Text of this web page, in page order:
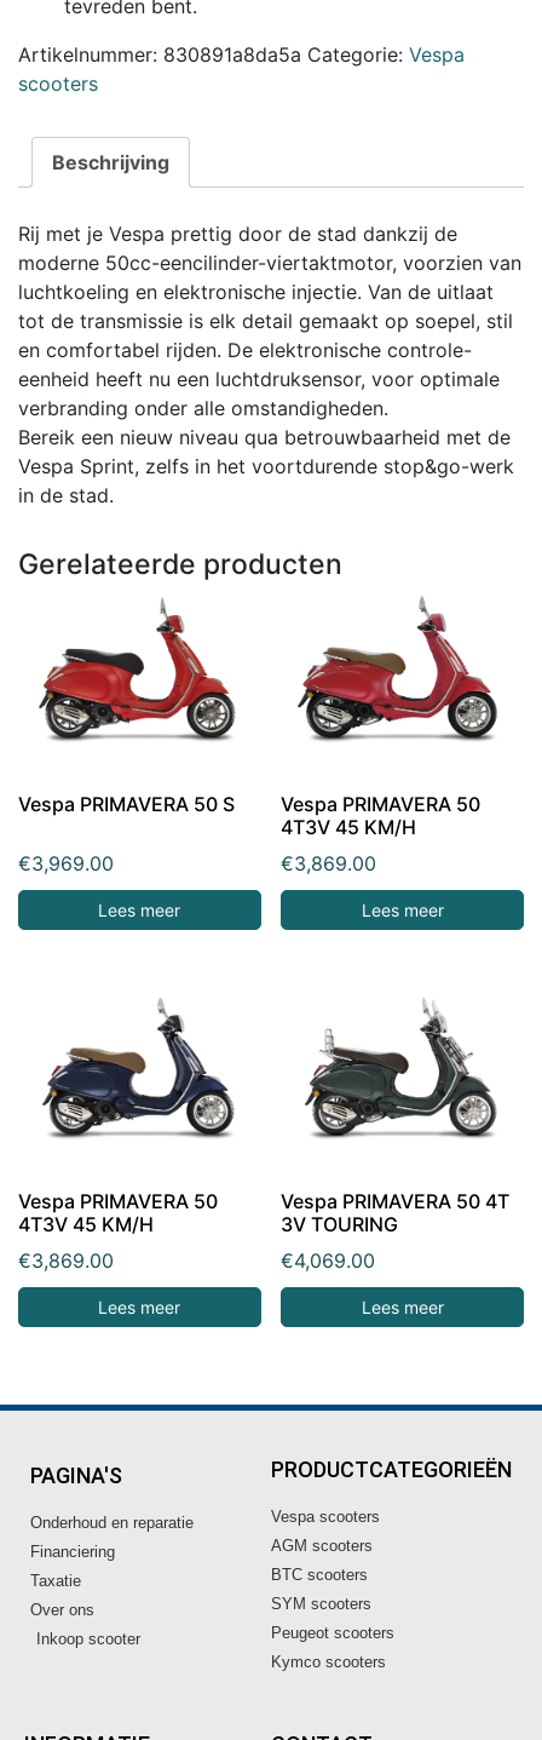
tevreden bent.
Artikelnummer: 830891a8da5a Categorie: Vespa
scooters
Beschrijving
Rij met je Vespa prettig door de stad dankzij de
moderne 50cc-eencilinder-viertaktmotor, voorzien van
luchtkoeling en elektronische injectie. Van de uitlaat
tot de transmissie is elk detail gemaakt op soepel, stil
en comfortabel rijden. De elektronische controle-
eenheid heeft nu een luchtdruksensor, voor optimale
verbranding onder alle omstandigheden.
Bereik een nieuw niveau qua betrouwbaarheid met de
Vespa Sprint, zelfs in het voortdurende stop&go-werk
in de stad.
Gerelateerde producten
Vespa PRIMAVERA 50 S
€3,969.00
Lees meer
Vespa PRIMAVERA 50
4T3V 45 KM/H
€3,869.00
Lees meer
Vespa PRIMAVERA 50
4T3V 45 KM/H
€3,869.00
Lees meer
Vespa PRIMAVERA 50 4T
3V TOURING
€4,069.00
Lees meer
PAGINA'S
Onderhoud en reparatie
Financiering
Taxatie
Over ons
Inkoop scooter
PRODUCTCATEGORIEËN
Vespa scooters
AGM scooters
BTC scooters
SYM scooters
Peugeot scooters
Kymco scooters